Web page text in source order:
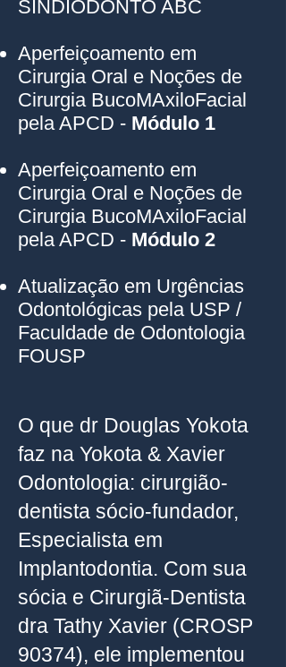
SINDIODONTO ABC
Aperfeiçoamento em
Cirurgia Oral e Noções de
Cirurgia BucoMAxiloFacial
pela APCD - Módulo 1
Aperfeiçoamento em
Cirurgia Oral e Noções de
Cirurgia BucoMAxiloFacial
pela APCD - Módulo 2
Atualização em Urgências
Odontológicas pela USP /
Faculdade de Odontologia
FOUSP
O que dr Douglas Yokota
faz na Yokota & Xavier
Odontologia: cirurgião-
dentista sócio-fundador,
Especialista em
Implantodontia. Com sua
sócia e Cirurgiã-Dentista
dra Tathy Xavier (CROSP
90374), ele implementou